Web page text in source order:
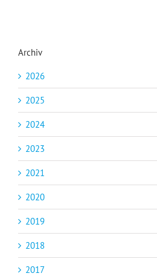
Archiv
2026
2025
2024
2023
2021
2020
2019
2018
2017